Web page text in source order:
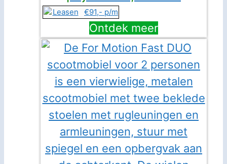
€91,- p/m
Ontdek meer